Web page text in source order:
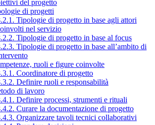
del progetto
di progetti
Tipologie di progetto in base agli attori
nel servizio
Tipologie di progetto in base al focus
Tipologie di progetto in base all’ambito di
ruoli e figure coinvolte
Coordinatore di progetto
Definire ruoli e responsabilità
di lavoro
Definire processi, strumenti e rituali
Curare la documentazione di progetto
Organizzare tavoli tecnici collaborativi